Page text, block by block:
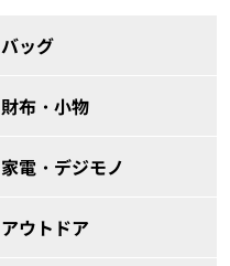
バッグ
財布・小物
家電・デジモノ
アウトドア